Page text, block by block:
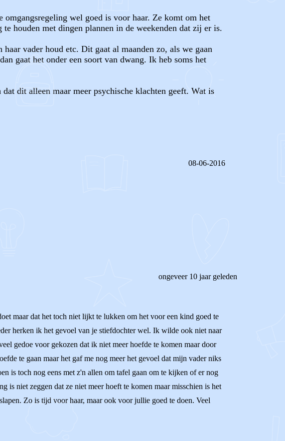
wel goed is voor haar. Ze komt om het
houden met dingen plannen in de weekenden dat zij er is.
vader houd etc. Dit gaat al maanden zo, als we gaan
gaat het onder een soort van dwang. Ik heb soms het
dit alleen maar meer psychische klachten geeft. Wat is
08-06-2016
ongeveer 10 jaar geleden
maar dat het toch niet lijkt te lukken om het voor een kind goed te
herken ik het gevoel van je stiefdochter wel. Ik wilde ook niet naar
gedoe voor gekozen dat ik niet meer hoefde te komen maar door
te gaan maar het gaf me nog meer het gevoel dat mijn vader niks
is toch nog eens met z'n allen om tafel gaan om te kijken of er nog
niet zeggen dat ze niet meer hoeft te komen maar misschien is het
Zo is tijd voor haar, maar ook voor jullie goed te doen. Veel